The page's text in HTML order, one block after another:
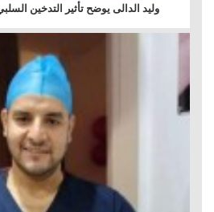
وليد الدالى يوضح تأثير التدخين